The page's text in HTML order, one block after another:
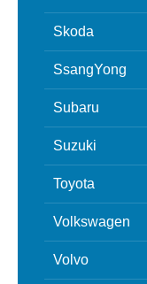
Skoda
SsangYong
Subaru
Suzuki
Toyota
Volkswagen
Volvo